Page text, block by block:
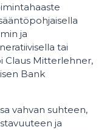
ja
tai
Claus Mitterlehner,
Bank
vahvan suhteen,
ja